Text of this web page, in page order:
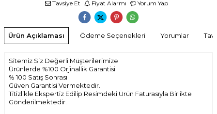
Tavsiye Et Fiyat Alarmı Yorum Yap
Ürün Açıklaması Ödeme Seçenekleri Yorumlar
Sitemiz Siz Değerli Müşterilerimize
Ürünlerde %100 Orjinallik Garantisi.
% 100 Satış Sonrası
Güven Garantisi Vermektedir.
Titizlikle Ekspertiz Edilip Resimdeki Ürün Faturasıyla Birlikte
Gönderilmektedir.